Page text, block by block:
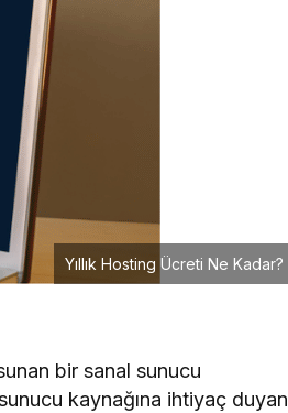
Yıllık Hosting Ücreti Ne Kadar?
bir sanal sunucu
kaynağına ihtiyaç duyan